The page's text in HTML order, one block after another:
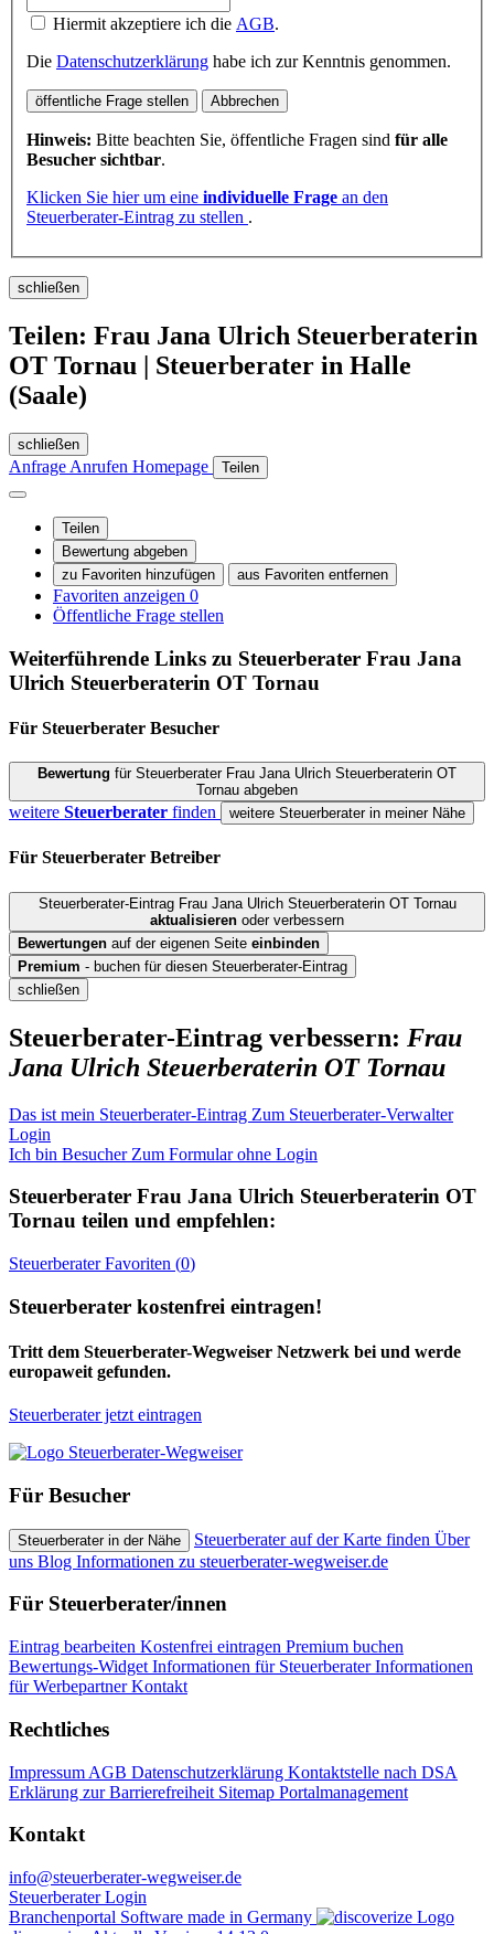
Hiermit akzeptiere ich die AGB.
Die Datenschutzerklärung habe ich zur Kenntnis genommen.
öffentliche Frage stellen Abbrechen
Hinweis: Bitte beachten Sie, öffentliche Fragen sind für alle
Besucher sichtbar.
Klicken Sie hier um eine individuelle Frage an den
Steuerberater-Eintrag zu stellen .
schließen
Teilen: Frau Jana Ulrich Steuerberaterin
OT Tornau | Steuerberater in Halle
(Saale)
schließen
Anfrage Anrufen Homepage Teilen
Teilen
Bewertung abgeben
zu Favoriten hinzufügen
aus Favoriten entfernen
Favoriten anzeigen 0
Öffentliche Frage stellen
Weiterführende Links zu Steuerberater Frau Jana
Ulrich Steuerberaterin OT Tornau
Für Steuerberater Besucher
Bewertung für Steuerberater Frau Jana Ulrich Steuerberaterin OT
Tornau abgeben
weitere Steuerberater finden weitere Steuerberater in meiner Nähe
Für Steuerberater Betreiber
Steuerberater-Eintrag Frau Jana Ulrich Steuerberaterin OT Tornau
aktualisieren oder verbessern
Bewertungen auf der eigenen Seite einbinden
Premium - buchen für diesen Steuerberater-Eintrag
schließen
Steuerberater-Eintrag verbessern: Frau
Jana Ulrich Steuerberaterin OT Tornau
Das ist mein Steuerberater-Eintrag Zum Steuerberater-Verwalter
Login
Ich bin Besucher Zum Formular ohne Login
Steuerberater Frau Jana Ulrich Steuerberaterin OT
Tornau teilen und empfehlen:
SteuerberaterFavoriten (0)
Steuerberater kostenfrei eintragen!
Tritt dem Steuerberater-Wegweiser Netzwerk bei und werde
europaweit gefunden.
Steuerberater jetzt eintragen
Für Besucher
Steuerberater in der Nähe Steuerberater auf der Karte finden Über
uns Blog Informationen zu steuerberater-wegweiser.de
Für Steuerberater/innen
Eintrag bearbeiten Kostenfrei eintragen Premium buchen
Bewertungs-Widget Informationen für SteuerberaterInformationen
für WerbepartnerKontakt
Rechtliches
Impressum AGB Datenschutzerklärung Kontaktstelle nach DSA
Erklärung zur Barrierefreiheit Sitemap Portalmanagement
Kontakt
info@steuerberater-wegweiser.de
Steuerberater Login
Branchenportal Software made in Germany